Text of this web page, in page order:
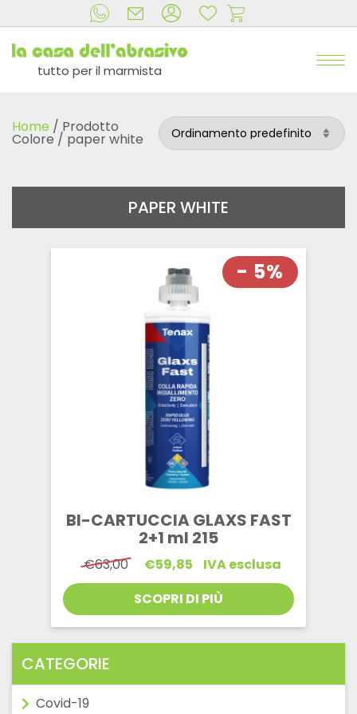
tutto per il marmista
Home / Prodotto
Colore / paper white
PAPER WHITE
- 5%
BI-CARTUCCIA GLAXS FAST
2+1 ml 215
€63,00 Il
originale
era:
€63,00.
€59,85
Il
attuale
è:
€59,85.
IVA esclusa
SCOPRI DI PIÙ
CATEGORIE
Covid-19